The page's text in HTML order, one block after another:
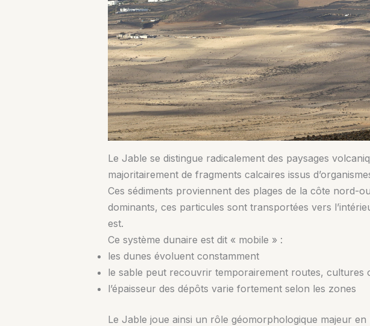
Le Jable se distingue radicalement des paysages
majoritairement de fragments calcaires issus
Ces sédiments proviennent des plages de la côte nord-
dominants, ces particules sont transportées vers
est.
Ce système dunaire est dit « mobile » :
les dunes évoluent constamment
le sable peut recouvrir temporairement routes, cultures
l’épaisseur des dépôts varie fortement selon les zones
Le Jable joue ainsi un rôle géomorphologique majeur